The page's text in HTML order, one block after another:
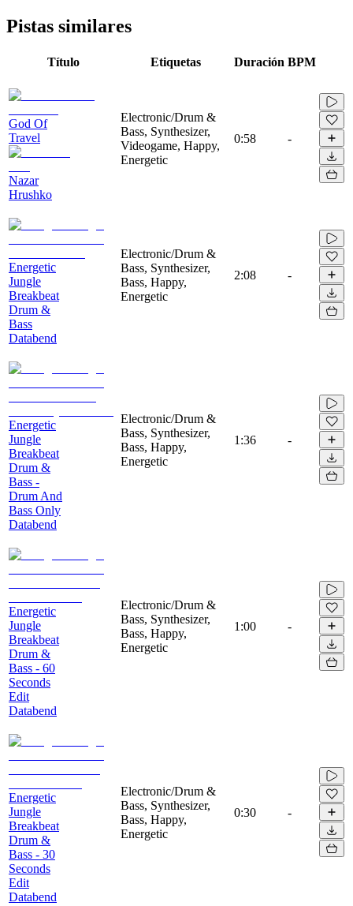
Pistas similares
Título Etiquetas Duración BPM
God Of
Travel
Nazar
Hrushko
Electronic/Drum &
Bass, Synthesizer,
Videogame, Happy,
Energetic
0:58 -
Energetic
Jungle
Breakbeat
Drum &
Bass
Databend
Electronic/Drum &
Bass, Synthesizer,
Bass, Happy,
Energetic
2:08 -
Energetic
Jungle
Breakbeat
Drum &
Bass -
Drum And
Bass Only
Databend
Electronic/Drum &
Bass, Synthesizer,
Bass, Happy,
Energetic
1:36 -
Energetic
Jungle
Breakbeat
Drum &
Bass - 60
Seconds
Edit
Databend
Electronic/Drum &
Bass, Synthesizer,
Bass, Happy,
Energetic
1:00 -
Energetic
Jungle
Breakbeat
Drum &
Bass - 30
Seconds
Edit
Databend
Electronic/Drum &
Bass, Synthesizer,
Bass, Happy,
Energetic
0:30 -